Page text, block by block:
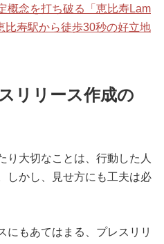
概念を打ち破る「恵比寿Lam
比寿駅から徒歩30秒の好立地
リリース作成の
り大切なことは、行動した人
しかし、見せ方にも工夫は必
にもあてはまる、プレスリリ